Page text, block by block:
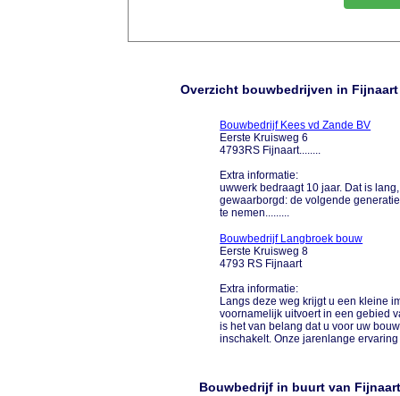
Overzicht bouwbedrijven in Fijnaart
Bouwbedrijf Kees vd Zande BV
Eerste Kruisweg 6
4793RS Fijnaart........
Extra informatie:
uwwerk bedraagt 10 jaar. Dat is
gewaarborgd: de volgende
te nemen.........
Bouwbedrijf Langbroek bouw
Eerste Kruisweg 8
4793 RS Fijnaart
Extra informatie:
Langs deze weg krijgt u een kleine
voornamelijk uitvoert in een gebied
is het van belang dat u voor uw
inschakelt. Onze jarenlange
Bouwbedrijf in buurt van